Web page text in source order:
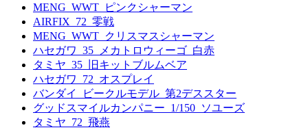
MENG_WWT_ピンクシャーマン
AIRFIX_72_零戦
MENG_WWT_クリスマスシャーマン
ハセガワ_35_メカトロウィーゴ_白赤
タミヤ_35_旧キットブルムベア
ハセガワ_72_オスプレイ
バンダイ_ビークルモデル_第2デススター
グッドスマイルカンパニー_1/150_ソユーズ
タミヤ_72_飛燕